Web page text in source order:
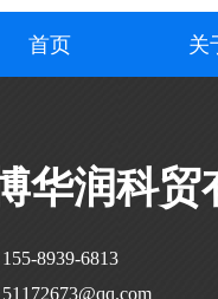
首页 关
华润科贸
8939-6813